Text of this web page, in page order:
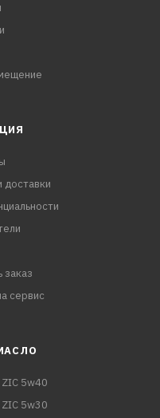
доставки
сервис
5w40
5w30